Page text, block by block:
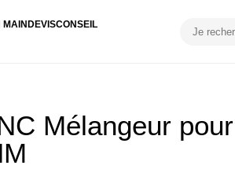
MAIN DEVISCONSEIL
Mélangeur